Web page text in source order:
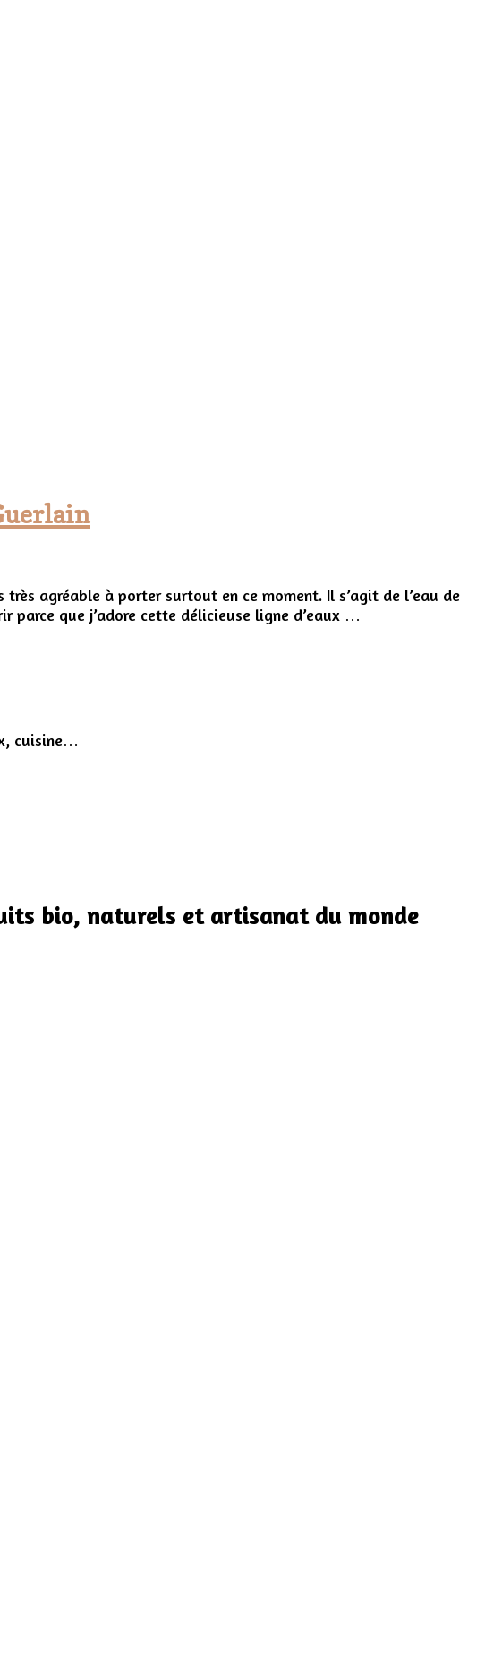
agréable à porter surtout en ce moment. Il s’agit de l’eau de
parce que j’adore cette délicieuse ligne d’eaux …
cuisine…
bio, naturels et artisanat du monde